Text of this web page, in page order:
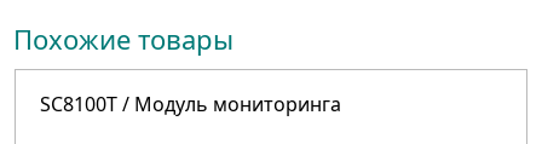
Похожие товары
SC8100T / Модуль мониторинга